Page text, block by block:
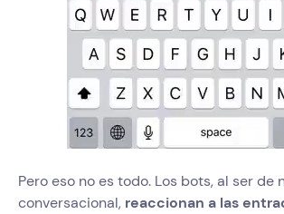
Pero eso no es todo. Los bots, al ser de
conversacional, reaccionan a las